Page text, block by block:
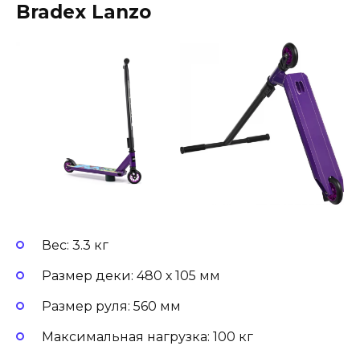
Bradex Lanzo
Вес: 3.3 кг
Размер деки: 480 х 105 мм
Размер руля: 560 мм
Максимальная нагрузка: 100 кг